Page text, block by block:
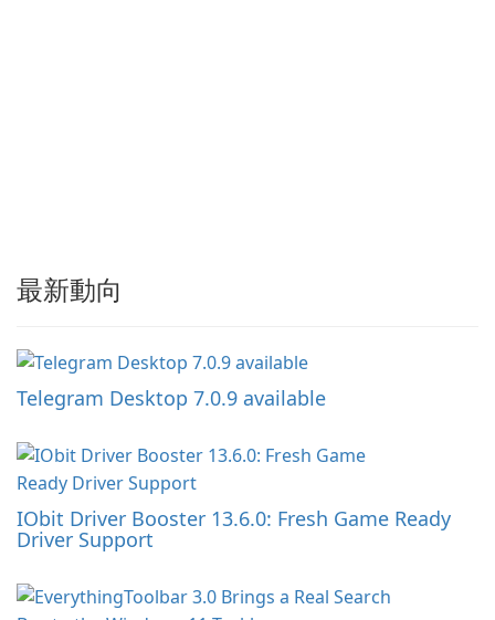
最新動向
Telegram Desktop 7.0.9 available
IObit Driver Booster 13.6.0: Fresh Game Ready
Driver Support